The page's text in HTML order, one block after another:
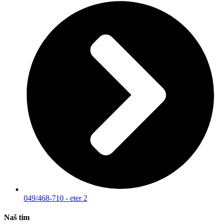
049/468-710 - eter 2
Naš tim